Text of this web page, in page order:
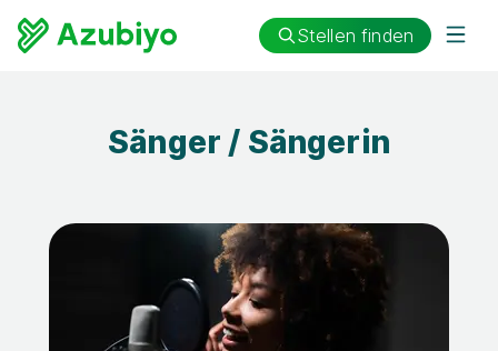
Stellen finden
Sänger / Sängerin